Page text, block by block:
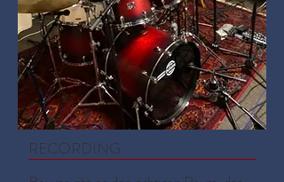
RECORDING